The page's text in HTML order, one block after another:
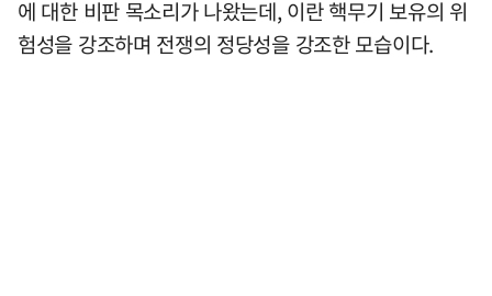
에 대한 비판 목소리가 나왔는데, 이란 핵무기 보유의 위
험성을 강조하며 전쟁의 정당성을 강조한 모습이다.